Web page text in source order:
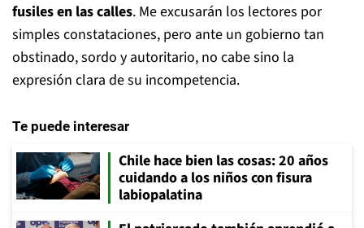
fusiles en las calles. Me excusarán los lectores por
simples constataciones, pero ante un gobierno tan
obstinado, sordo y autoritario, no cabe sino la
expresión clara de su incompetencia.
Te puede interesar
Chile hace bien las cosas: 20 años
cuidando a los niños con fisura
labiopalatina